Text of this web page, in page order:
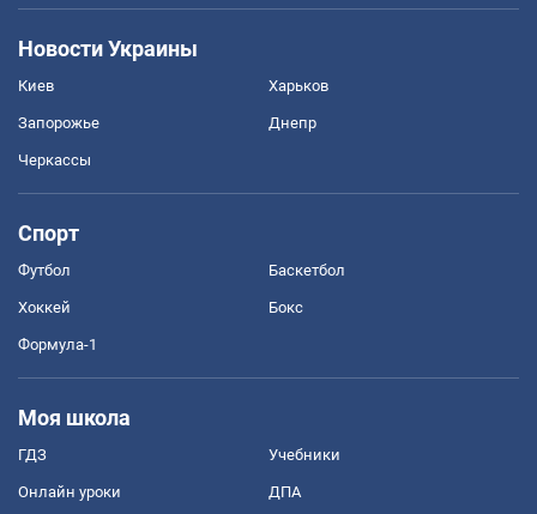
Новости Украины
Киев Харьков
Запорожье Днепр
Черкассы
Спорт
Футбол Баскетбол
Хоккей Бокс
Формула-1
Моя школа
ГДЗ Учебники
Онлайн уроки ДПА